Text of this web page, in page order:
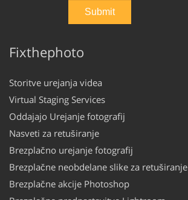
Fixthephoto
Storitve urejanja videa
Virtual Staging Services
Oddajajo Urejanje fotografij
Nasveti za retuširanje
Brezplačno urejanje fotografij
Brezplačne neobdelane slike za retuširanje
Brezplačne akcije Photoshop